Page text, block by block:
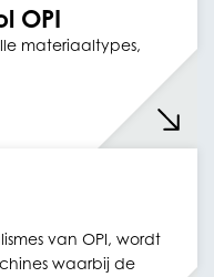
OPI
materiaaltypes,
van OPI, wordt
waarbij de